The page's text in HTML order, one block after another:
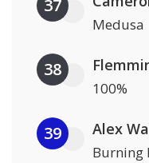
37
Medusa
38
100%
39 Alex
Burning